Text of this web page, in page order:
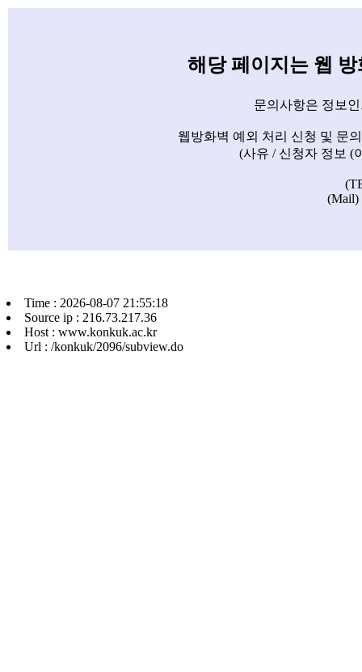
해당 페이지는 웹
문의사항은 정보
웹방화벽 예외 처리 신청 및 문
(사유 / 신청자 정보 (
(Mail)
Time : 2026-08-07 21:55:18
Source ip : 216.73.217.36
Host : www.konkuk.ac.kr
Url : /konkuk/2096/subview.do